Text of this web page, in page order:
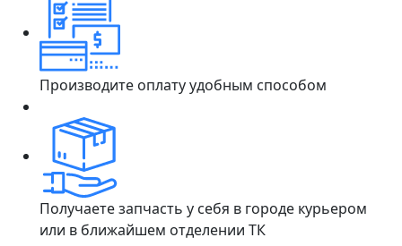
Производите оплату удобным способом
Получаете запчасть у себя в городе курьером
или в ближайшем отделении ТК